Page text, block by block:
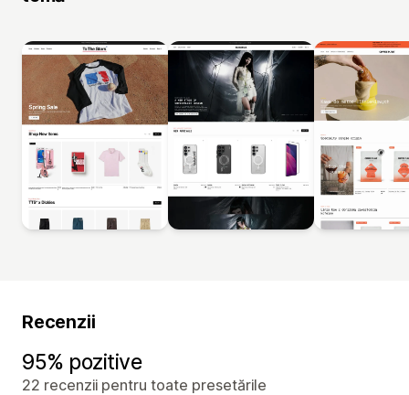
Recenzii
95% pozitive
22 recenzii pentru toate presetările